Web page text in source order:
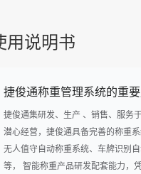
用说明书
捷俊通称重管理系统的重
捷俊通集研发、生产 、销售、服务
潜心经营，捷俊通具备完善的称重
无人值守自动称重系统、车牌识别
等， 智能称重产品研发配套能力，